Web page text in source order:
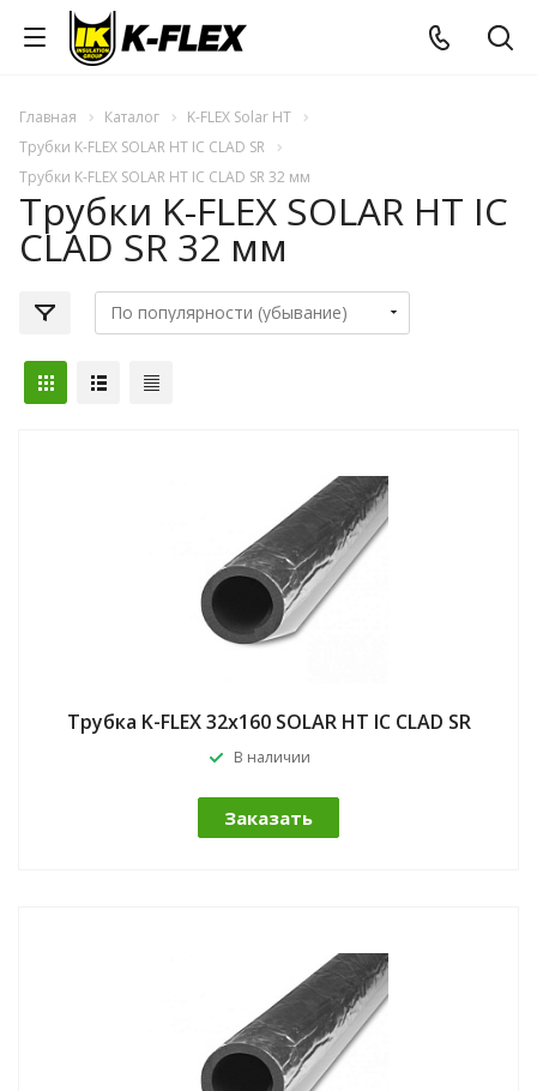
Главная Каталог
K-FLEX Solar HT
Трубки K-FLEX SOLAR HT IC CLAD SR
Трубки K-FLEX SOLAR HT IC CLAD SR 32 мм
Трубки K-FLEX SOLAR HT IC
CLAD SR 32 мм
Трубка K-FLEX 32x160 SOLAR HT IC CLAD SR
В наличии
Заказать